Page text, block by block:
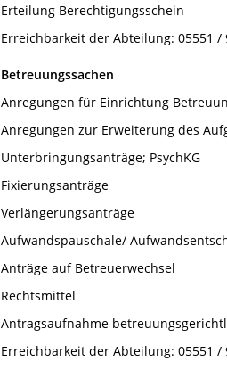
Erteilung Berechtigungsschein
Erreichbarkeit der Abteilung: 05551 /
Betreuungssachen
Anregungen für Einrichtung
Anregungen zur Erweiterung des
Unterbringungsanträge; PsychKG
Fixierungsanträge
Verlängerungsanträge
Aufwandspauschale/
Anträge auf Betreuerwechsel
Rechtsmittel
Antragsaufnahme
Erreichbarkeit der Abteilung: 05551 /